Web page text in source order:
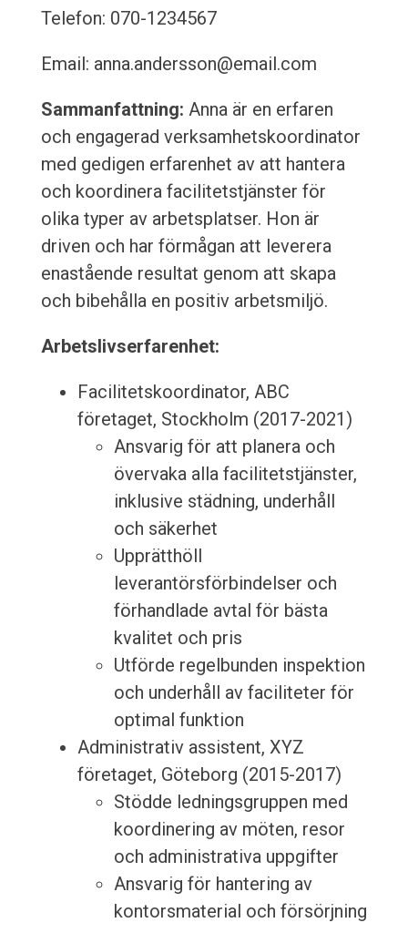
Telefon: 070-1234567
Email: anna.andersson@email.com
Sammanfattning: Anna är en erfaren
och engagerad verksamhetskoordinator
med gedigen erfarenhet av att hantera
och koordinera facilitetstjänster för
olika typer av arbetsplatser. Hon är
driven och har förmågan att leverera
enastående resultat genom att skapa
och bibehålla en positiv arbetsmiljö.
Arbetslivserfarenhet:
Facilitetskoordinator, ABC
företaget, Stockholm (2017-2021)
Ansvarig för att planera och
övervaka alla facilitetstjänster,
inklusive städning, underhåll
och säkerhet
Upprätthöll
leverantörsförbindelser och
förhandlade avtal för bästa
kvalitet och pris
Utförde regelbunden inspektion
och underhåll av faciliteter för
optimal funktion
Administrativ assistent, XYZ
företaget, Göteborg (2015-2017)
Stödde ledningsgruppen med
koordinering av möten, resor
och administrativa uppgifter
Ansvarig för hantering av
kontorsmaterial och försörjning